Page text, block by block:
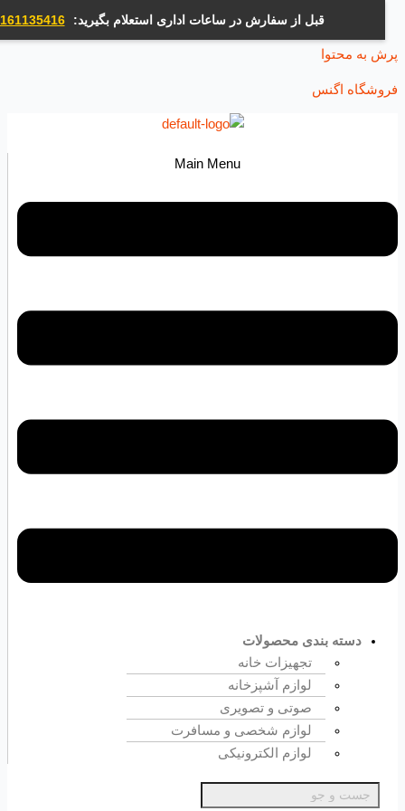
قبل از سفارش در ساعات اداری استعلام بگیرید: 09161135416
محتوا
اگنس
Main Menu
دسته بندی محصولات
تجهیزات خانه
لوازم آشپزخانه
صوتی و تصویری
لوازم شخصی و مسافرت
لوازم الکترونیکی